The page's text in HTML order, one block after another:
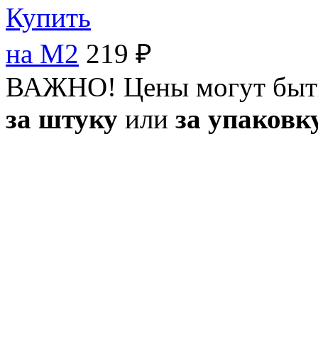
Купить
на M2 219 ₽
ВАЖНО! Цены могут
за штуку или за